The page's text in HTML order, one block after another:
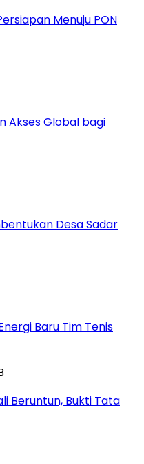
Menuju PON
Akses Global bagi
Desa Sadar
Baru Tim Tenis
Beruntun, Bukti Tata